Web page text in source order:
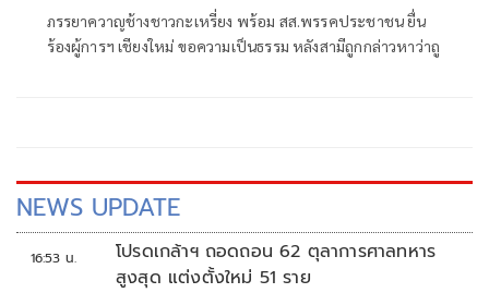
ภรรยาควาญช้างชาวกะเหรี่ยง พร้อม สส.พรรคประชาชน ยื่น
ร้องผู้การฯ เชียงใหม่ ขอความเป็นธรรม หลังสามีถูกกล่าวหาว่าถู
NEWS UPDATE
16:53 น.
โปรดเกล้าฯ ถอดถอน 62 ตุลาการศาลทหาร
สูงสุด แต่งตั้งใหม่ 51 ราย